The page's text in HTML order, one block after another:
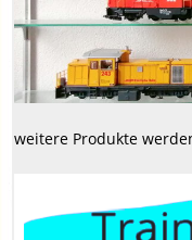
weitere Produkte